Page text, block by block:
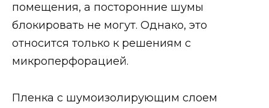
помещения, а посторонние шумы
блокировать не могут. Однако, это
относится только к решениям с
микроперфорацией.
Пленка с шумоизолирующим слоем